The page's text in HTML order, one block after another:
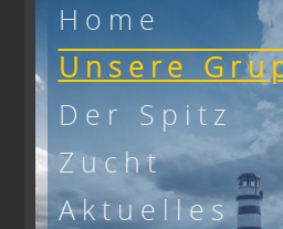
Home
Unsere
Der Spitz
Zucht
Aktuelles